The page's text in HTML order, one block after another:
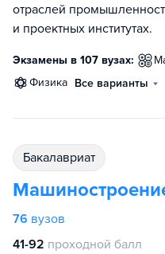
отраслей
и проектных институтах.
Экзамены в 107 вузах:
физика Все варианты
бакалавриат
76 вузов
41-92 проходной балл